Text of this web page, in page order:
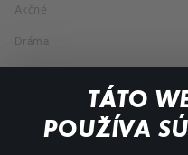
TÁTO
POUŽÍVA
Akčné
Dráma